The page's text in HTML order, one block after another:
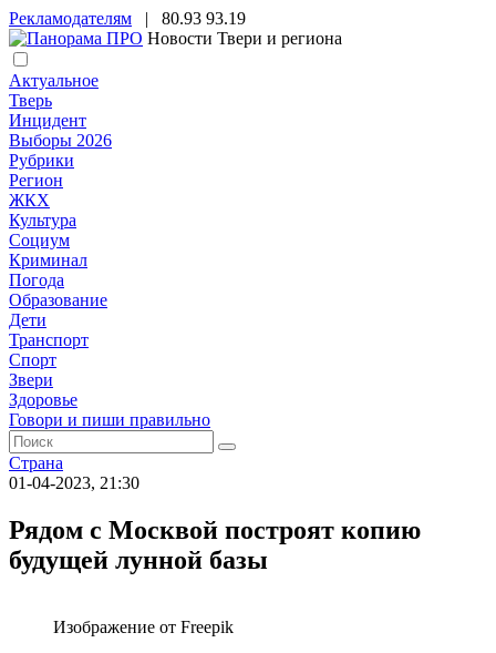
Рекламодателям | 80.93 93.19
Новости Твери и региона
Актуальное
Тверь
Инцидент
Выборы 2026
Рубрики
Регион
ЖКХ
Культура
Социум
Криминал
Погода
Образование
Дети
Транспорт
Спорт
Звери
Здоровье
Говори и пиши правильно
Страна
01-04-2023, 21:30
Рядом с Москвой построят копию
будущей лунной базы
Изображение от Freepik